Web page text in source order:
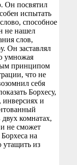
Он посвятил
испытать
способное
не нашел
слов,
Он заставлял
умножая
принципом
что не
себя
Борхесу,
инверсиях и
двух комнатах,
не сможет
на
утащить из